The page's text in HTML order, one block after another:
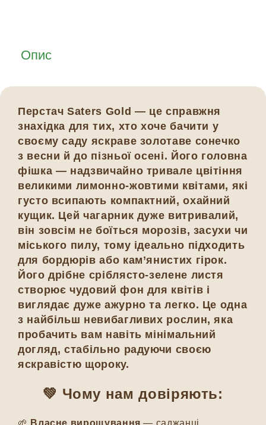
Опис
ПерстачSaters Gold — це справжня
знахідка для тих, хто хоче бачити у
своєму саду яскраве золотаве сонечко
з весни й до пізньої осені. Його головна
фішка — надзвичайно тривале цвітіння
великими лимонно-жовтими квітами, які
густо всипають компактний, охайний
кущик. Цей чагарник дуже витривалий,
він зовсім не боїться морозів, засухи чи
міського пилу, тому ідеально підходить
для бордюрів або кам’янистих гірок.
Його дрібне сріблясто-зелене листя
створює чудовий фон для квітів і
виглядає дуже ажурно та легко. Це одна
з найбільш невибагливих рослин, яка
пробачить вам навіть мінімальний
догляд, стабільно радуючи своєю
яскравістю щороку.
💚 Чому нам довіряють: